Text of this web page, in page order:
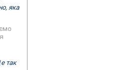
яка
так